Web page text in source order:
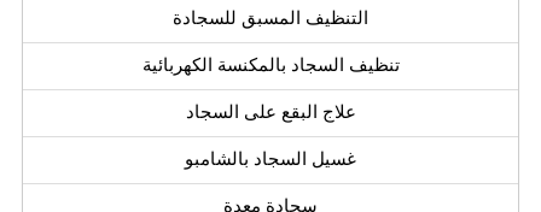
التنظيف المسبق للسجادة
تنظيف السجاد بالمكنسة الكهربائية
علاج البقع على السجاد
غسيل السجاد بالشامبو
سجادة معدة